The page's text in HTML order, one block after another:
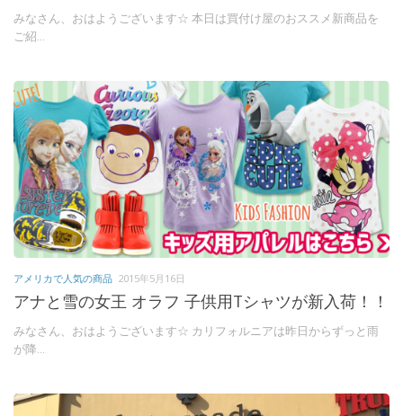
みなさん、おはようございます☆ 本日は買付け屋のおススメ新商品を
ご紹...
アメリカで人気の商品 2015年5月16日
アナと雪の女王 オラフ 子供用Tシャツが新入荷！！
みなさん、おはようございます☆ カリフォルニアは昨日からずっと雨
が降...